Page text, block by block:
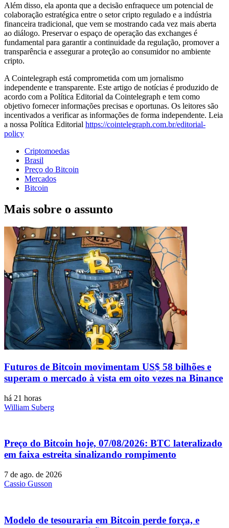
Além disso, ela aponta que a decisão enfraquece um potencial de
colaboração estratégica entre o setor cripto regulado e a indústria
financeira tradicional, que vem se mostrando cada vez mais aberta
ao diálogo. Preservar o espaço de operação das exchanges é
fundamental para garantir a continuidade da regulação, promover a
transparência e assegurar a proteção ao consumidor no ambiente
cripto.
A Cointelegraph está comprometida com um jornalismo
independente e transparente. Este artigo de notícias é produzido de
acordo com a Política Editorial da Cointelegraph e tem como
objetivo fornecer informações precisas e oportunas. Os leitores são
incentivados a verificar as informações de forma independente. Leia
a nossa Política Editorial https://cointelegraph.com.br/editorial-
policy
Criptomoedas
Brasil
Preço do Bitcoin
Mercados
Bitcoin
Mais sobre o assunto
Futuros de Bitcoin movimentam US$ 58 bilhões e
superam o mercado à vista em oito vezes na Binance
há 21 horas
William Suberg
Preço do Bitcoin hoje, 07/08/2026: BTC lateralizado
em faixa estreita sinalizando rompimento
7 de ago. de 2026
Cassio Gusson
Modelo de tesouraria em Bitcoin perde força, e